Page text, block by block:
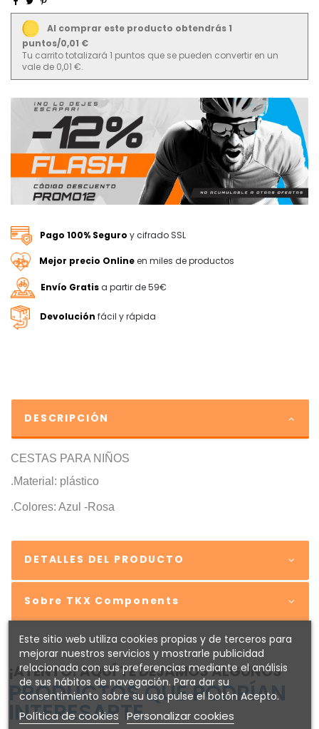
Al comprar este producto obtendrás 1
puntos/0,01 €
Tu carrito totalizará 1 puntos que se pueden convertir en un
vale de 0,01 €.
Pago 100% Seguro y cifrado SSL
Mejor precio Onlineen miles de productos
Envío Gratisa partir de 59€
Devolución fácil y rápida
DESCRIPCIÓN
CESTAS PARA NIÑOS
.Material: plástico
.Colores: Azul -Rosa
DETALLES DEL PRODUCTO
Sobre TKX Components
¡ATENTO! AQUÍ TE DEJAMOS ALGUNOS
PRODUCTOS QUE PODRÍAN
INTERESARTE
Este sitio web utiliza cookies propias y de terceros para
mejorar nuestros servicios y mostrarle publicidad
relacionada con sus preferencias mediante el análisis
de sus hábitos de navegación. Para dar su
consentimiento sobre su uso pulse el botón Acepto.
Política de cookies Personalizar cookies